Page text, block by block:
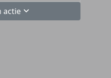
actie